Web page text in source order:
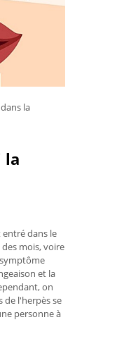
la
la
entré dans le
mois, voire
et la
on
de l'herpès se
personne à